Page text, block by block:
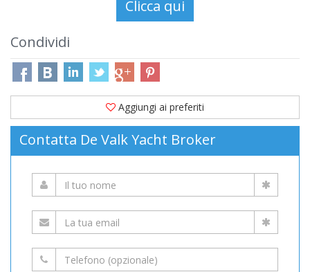
Condividi
Aggiungi ai preferiti
Contatta De Valk Yacht Broker